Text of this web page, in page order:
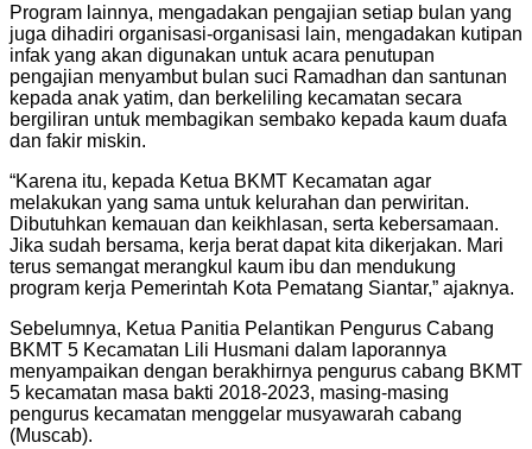
Program lainnya, mengadakan pengajian setiap bulan yang
juga dihadiri organisasi-organisasi lain, mengadakan kutipan
infak yang akan digunakan untuk acara penutupan
pengajian menyambut bulan suci Ramadhan dan santunan
kepada anak yatim, dan berkeliling kecamatan secara
bergiliran untuk membagikan sembako kepada kaum duafa
dan fakir miskin.
“Karena itu, kepada Ketua BKMT Kecamatan agar
melakukan yang sama untuk kelurahan dan perwiritan.
Dibutuhkan kemauan dan keikhlasan, serta kebersamaan.
Jika sudah bersama, kerja berat dapat kita dikerjakan. Mari
terus semangat merangkul kaum ibu dan mendukung
program kerja Pemerintah Kota Pematang Siantar,” ajaknya.
Sebelumnya, Ketua Panitia Pelantikan Pengurus Cabang
BKMT 5 Kecamatan Lili Husmani dalam laporannya
menyampaikan dengan berakhirnya pengurus cabang BKMT
5 kecamatan masa bakti 2018-2023, masing-masing
pengurus kecamatan menggelar musyawarah cabang
(Muscab).